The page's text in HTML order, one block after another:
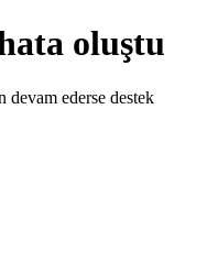
oluştu
devam ederse destek